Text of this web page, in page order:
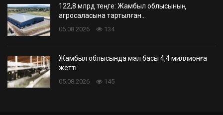
122,8 млрд теңге: Жамбыл облысының
агросаласына тартылған…
06.08.2026 134
Жамбыл облысында мал басы 4,4 миллионға
жетті
05.08.2026 145